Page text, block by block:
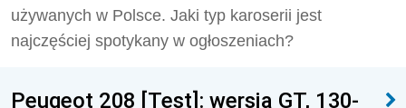
używanych w Polsce. Jaki typ karoserii jest
najczęściej spotykany w ogłoszeniach?
Peugeot 208 [Test]: wersja GT, 130-